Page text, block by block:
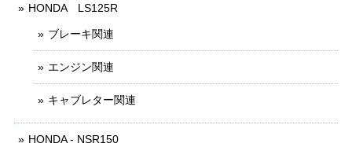
HONDA LS125R
ブレーキ関連
エンジン関連
キャブレター関連
HONDA - NSR150